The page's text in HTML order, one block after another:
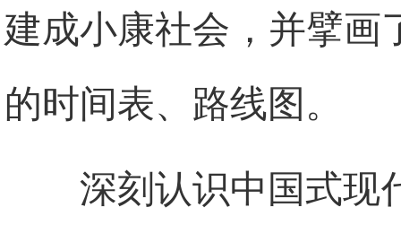
建成小康社会，并擘画
的时间表、路线图。
深刻认识中国式现